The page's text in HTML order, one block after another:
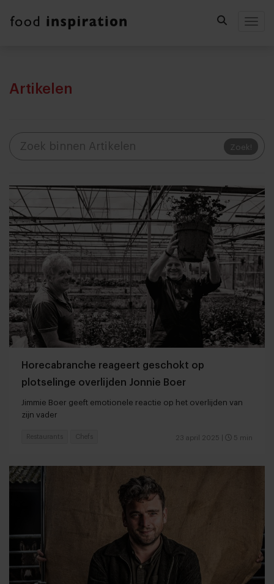
Artikelen
Zoek!
Horecabranche reageert geschokt op
plotselinge overlijden Jonnie Boer
Jimmie Boer geeft emotionele reactie op het overlijden van
zijn vader
23 april 2025 5 min
Restaurants Chefs